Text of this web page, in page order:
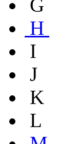
G
H
I
J
K
L